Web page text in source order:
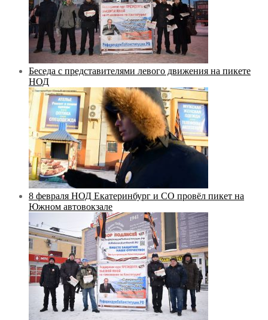
Беседа с представителями левого движения на пикете
НОД
8 февраля НОД Екатеринбург и СО провёл пикет на
Южном автовокзале